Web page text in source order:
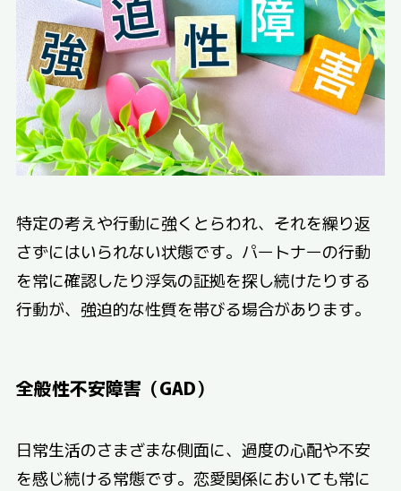
特定の考えや行動に強くとらわれ、それを繰り返
さずにはいられない状態です。パートナーの行動
を常に確認したり浮気の証拠を探し続けたりする
行動が、強迫的な性質を帯びる場合があります。
全般性不安障害（GAD）
日常生活のさまざまな側面に、過度の心配や不安
を感じ続ける常態です。恋愛関係においても常に